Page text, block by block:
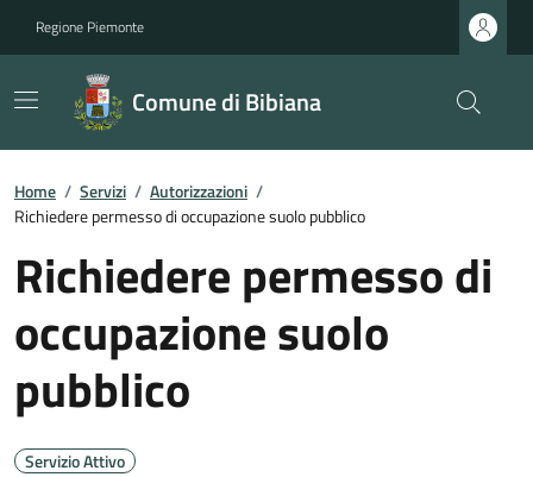
Regione Piemonte
Comune di Bibiana
Home / Servizi / Autorizzazioni /
Richiedere permesso di occupazione suolo pubblico
Richiedere permesso di
occupazione suolo
pubblico
Servizio Attivo